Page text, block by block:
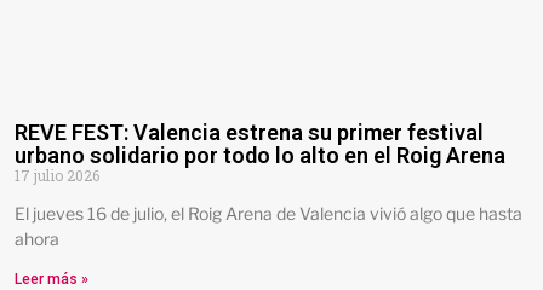
REVE FEST: Valencia estrena su primer festival
urbano solidario por todo lo alto en el Roig Arena
17 julio 2026
El jueves 16 de julio, el Roig Arena de Valencia vivió algo que hasta
ahora
Leer más »